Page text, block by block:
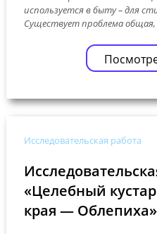
используется в быту – для
Существует проблема общая,
Исследовательская работа
«Целебный
края — Облепиха»